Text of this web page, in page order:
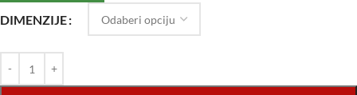
DIMENZIJE